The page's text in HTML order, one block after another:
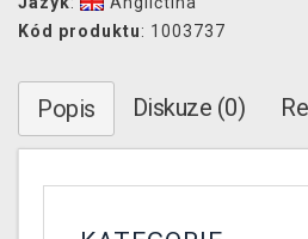
Kód produktu: 1003737
Popis Diskuze (0)